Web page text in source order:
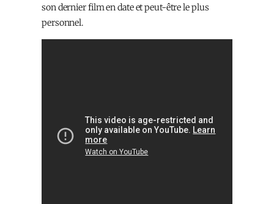
son dernier film en date et peut-être le plus
personnel.